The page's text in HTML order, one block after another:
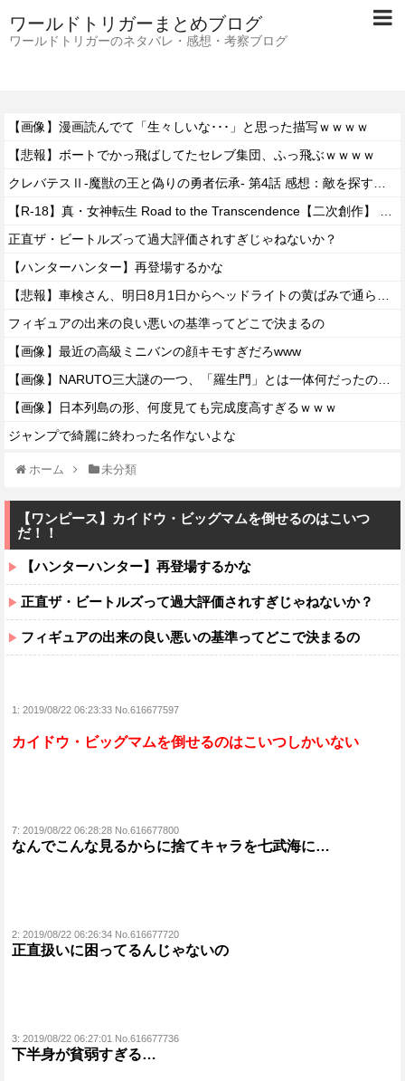
ワールドトリガーまとめブログ
ワールドトリガーのネタバレ・感想・考察ブログ
【画像】漫画読んでて「生々しいな･･･」と思った描写ｗｗｗｗ
【悲報】ボートでかっ飛ばしてたセレブ集団、ふっ飛ぶｗｗｗｗ
正直ザ・ビートルズって過大評価されすぎじゃねないか？
【ハンターハンター】再登場するかな
フィギュアの出来の良い悪いの基準ってどこで決まるの
【画像】最近の高級ミニバンの顔キモすぎだろwww
【画像】日本列島の形、何度見ても完成度高すぎるｗｗｗ
ジャンプで綺麗に終わった名作ないよな
ホーム 未分類
【ワンピース】カイドウ・ビッグマムを倒せるのはこいつ
だ！！
【ハンターハンター】再登場するかな
正直ザ・ビートルズって過大評価されすぎじゃねないか？
フィギュアの出来の良い悪いの基準ってどこで決まるの
1: 2019/08/22 06:23:33 No.616677597
カイドウ・ビッグマムを倒せるのはこいつしかいない
7: 2019/08/22 06:28:28 No.616677800
なんでこんな見るからに捨てキャラを七武海に…
2: 2019/08/22 06:26:34 No.616677720
正直扱いに困ってるんじゃないの
3: 2019/08/22 06:27:01 No.616677736
下半身が貧弱すぎる…